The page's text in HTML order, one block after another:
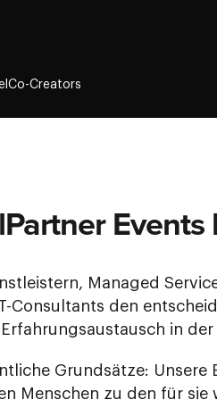
Co-Creators
Managed
Consultants den
in der
Grundsätze: Unsere
Menschen zu den für sie